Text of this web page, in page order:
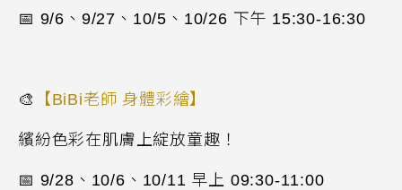
📅 9/6 、 9/27 、 10/5 、 10/26 下午 15:30-16:30
🎨 【BiBi老師 身體彩繪】
繽紛色彩在肌膚上綻放童趣！
📅 9/28 、 10/6 、 10/11 早上 09:30-11:00